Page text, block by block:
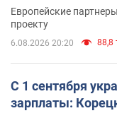
Европейские
проекту
6.08.2026 20:20 88,8
С 1 сентября
зарплаты: